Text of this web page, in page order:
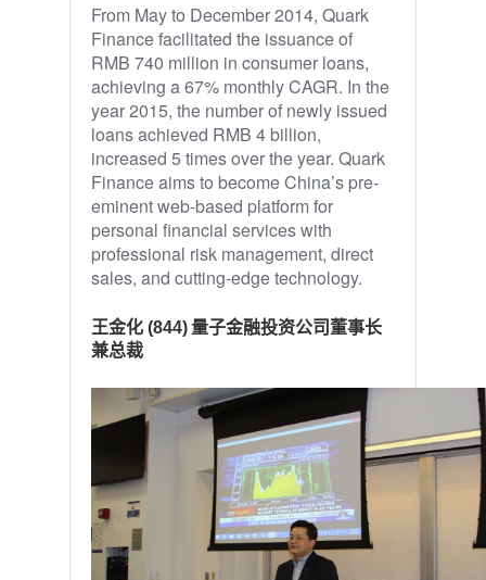
From May to December 2014, Quark
Finance facilitated the issuance of
RMB 740 million in consumer loans,
achieving a 67% monthly CAGR. In the
year 2015, the number of newly issued
loans achieved RMB 4 billion,
increased 5 times over the year. Quark
Finance aims to become China’s pre-
eminent web-based platform for
personal financial services with
professional risk management, direct
sales, and cutting-edge technology.
王金化 (844)量子金融投资公司董事长
兼总裁